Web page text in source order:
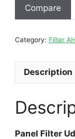
Compare
Category: Filter
Description
Panel Filter